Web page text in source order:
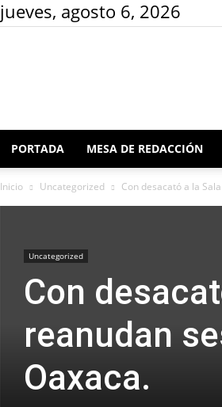
jueves, agosto 6, 2026
PORTADA MESA DE REDACCIÓN
Inicio Uncategorized Con desacató a la
Uncategorized
Con
reanudan
Oaxaca.